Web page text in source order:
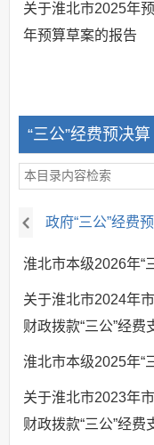
关于淮北市2025年
年预算草案的报告
“三公”经费预决算
政府“三公”经费
淮北市本级2026年“
关于淮北市2024年
财政拨款“三公”经费
淮北市本级2025年“
关于淮北市2023年
财政拨款“三公”经费